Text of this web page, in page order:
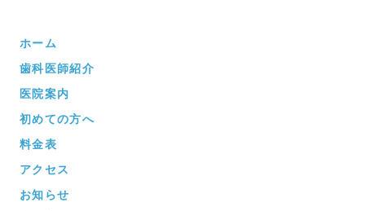
ホーム
歯科医師紹介
医院案内
初めての方へ
料金表
アクセス
お知らせ